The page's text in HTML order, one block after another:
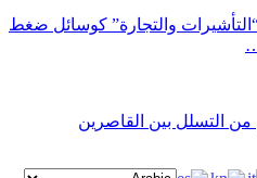
والتجارة” كوسائل ضغط
من التسلل بين القاصرين